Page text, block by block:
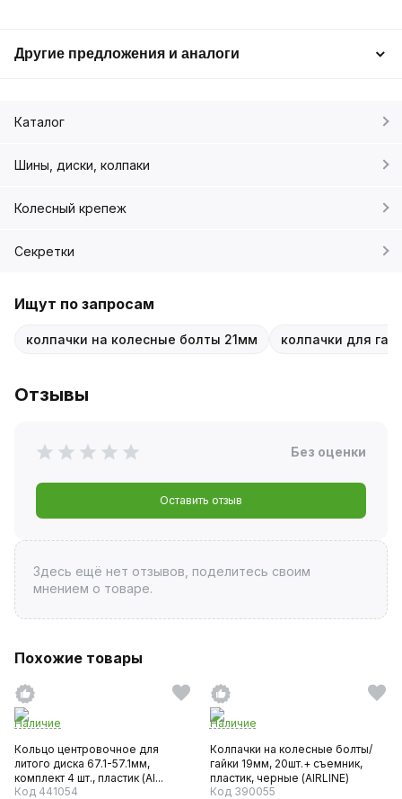
Другие предложения и аналоги
Каталог
Шины, диски, колпаки
Колесный крепеж
Секретки
Ищут по запросам
колпачки на колесные болты 21мм колпачки для
Отзывы
Без оценки
Оставить отзыв
Здесь ещё нет отзывов, поделитесь своим
мнением о товаре.
Похожие товары
Наличие
Кольцо центровочное для
литого диска 67.1-57.1мм,
комплект 4 шт., пластик (AI...
Код 441054
Наличие
Колпачки на колесные болты/
гайки 19мм, 20шт.+ съемник,
пластик, черные (AIRLINE)
Код 390055